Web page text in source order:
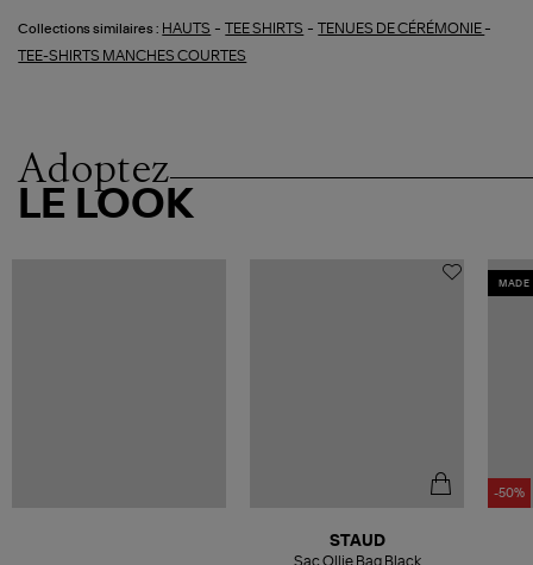
Collections similaires : HAUTS -TEE SHIRTS -TENUES DE CÉRÉMONIE -
TEE-SHIRTS MANCHES COURTES
Adoptez
LE LOOK
STAUD
Sac Ollie Bag Black
MADE
-50%